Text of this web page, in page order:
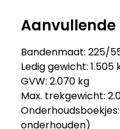
Bandenmaat: 225/
Ledig gewicht: 1.505
GVW: 2.070 kg
Max. trekgewicht:
onderhouden)